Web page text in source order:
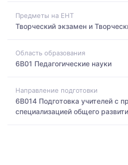
Предметы на ЕНТ
Творческий экзамен и
Область образования
6B01 Педагогические науки
Направление подготовки
6B014 Подготовка учителей с
специализацией общего